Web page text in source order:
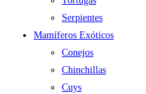
Serpientes
Mamíferos Exóticos
Conejos
Chinchillas
Cuys